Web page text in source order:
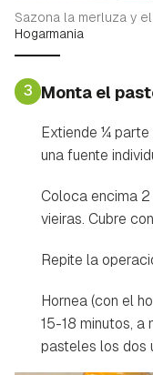
Sazona la merluza y
Hogarmania
3 Monta el
Extiende ¼
una fuente
Coloca encima
vieiras. Cubre
Repite la
Hornea (con el
15-18 minutos, a
pasteles los dos